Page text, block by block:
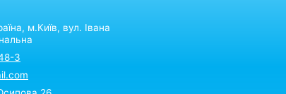
м.Київ, вул. Івана
3